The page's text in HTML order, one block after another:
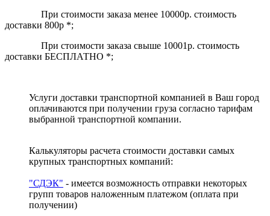
При стоимости заказа менее 10000р. стоимость
доставки 800р *;
При стоимости заказа свыше 10001р. стоимость
доставки БЕСПЛАТНО *;
Услуги доставки транспортной компанией в Ваш город
оплачиваются при получении груза согласно тарифам
выбранной транспортной компании.
Калькуляторы расчета стоимости доставки самых
крупных транспортных компаний:
"СДЭК" - имеется возможность отправки некоторых
групп товаров наложенным платежом (оплата при
получении)